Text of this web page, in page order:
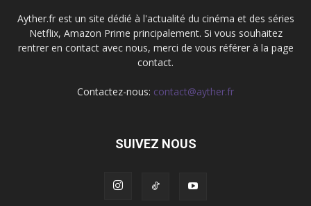
Ayther.fr est un site dédié à l'actualité du cinéma et des séries
Netflix, Amazon Prime principalement. Si vous souhaitez
rentrer en contact avec nous, merci de vous référer à la page
contact.
Contactez-nous: contact@ayther.fr
SUIVEZ NOUS